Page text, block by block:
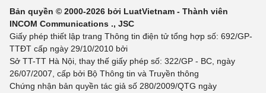
Bản quyền © 2000-2026 bởi LuatVietnam - Thành viên
INCOM Communications ., JSC
Giấy phép thiết lập trang Thông tin điện tử tổng hợp số: 692/GP-
TTĐT cấp ngày 29/10/2010 bởi
Sở TT-TT Hà Nội, thay thế giấy phép số: 322/GP - BC, ngày
26/07/2007, cấp bởi Bộ Thông tin và Truyền thông
Chứng nhận bản quyền tác giả số 280/2009/QTG ngày